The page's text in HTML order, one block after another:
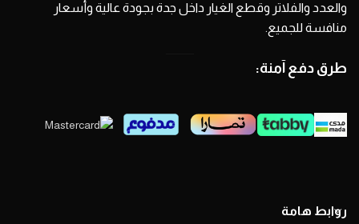
والعدد والفلاتر وقطع الغيار داخل جدة بجودة عالية وأسعار
منافسة للجميع.
طرق دفع آمنة:
روابط هامة